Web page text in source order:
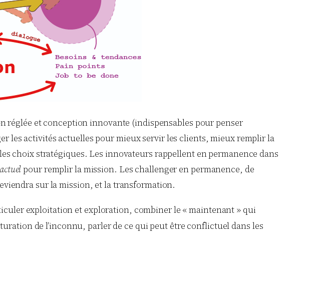
réglée et conception innovante (indispensables pour penser
les activités actuelles pour mieux servir les clients, mieux remplir la
choix stratégiques. Les innovateurs rappellent en permanence dans
actuelpour remplir la mission. Les challenger en permanence, de
sur la mission, et la transformation.
exploitation et exploration, combiner le « maintenant » qui
de l’inconnu, parler de ce qui peut être conflictuel dans les